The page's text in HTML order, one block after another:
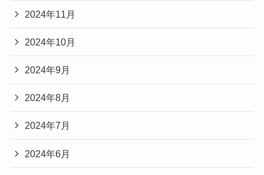
2024年11月
2024年10月
2024年9月
2024年8月
2024年7月
2024年6月